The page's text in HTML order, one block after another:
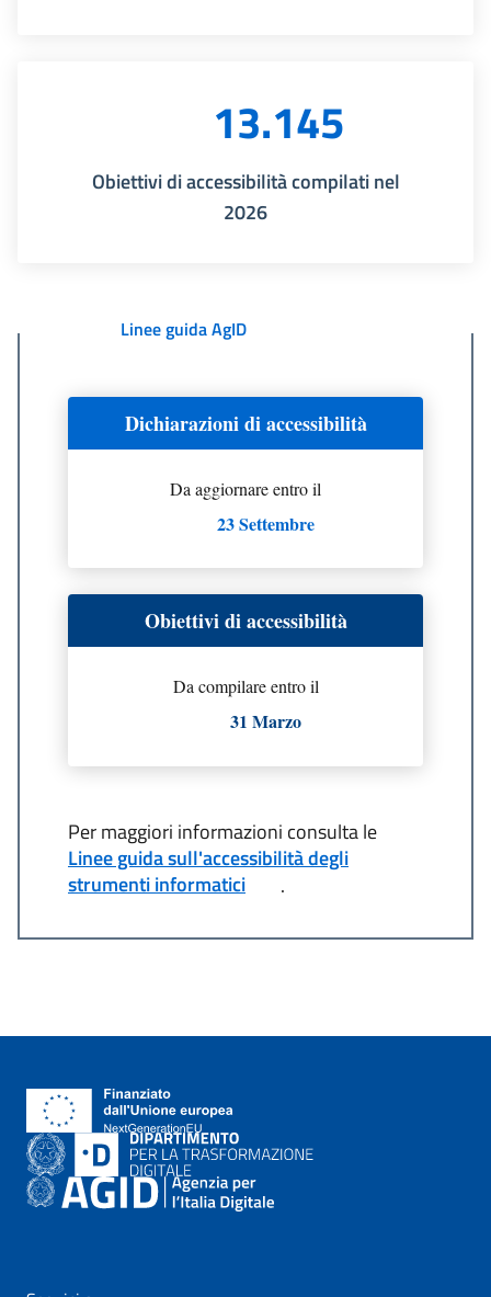
13.145
Obiettivi di accessibilità compilati nel
2026
Linee guida AgID
Dichiarazioni di accessibilità
Da aggiornare entro il
23 Settembre
Obiettivi di accessibilità
Da compilare entro il
31 Marzo
Per maggiori informazioni consulta le
Linee guida sull'accessibilità degli
strumenti informatici
.